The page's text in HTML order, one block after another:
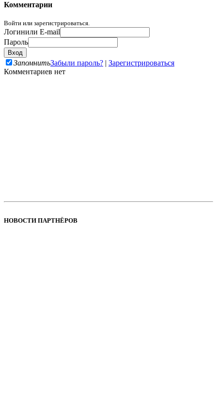
Комментарии
Войти или зарегистрироваться.
Логинили E-mail
Пароль
ЗапомнитьЗабыли пароль? | Зарегистрироваться
Комментариев нет
НОВОСТИ ПАРТНЁРОВ